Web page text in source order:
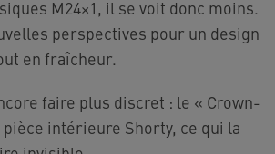
M24×1, il se voit donc moins.
perspectives pour un design
en fraîcheur.
faire plus discret : le « Crown-
intérieure Shorty, ce qui la